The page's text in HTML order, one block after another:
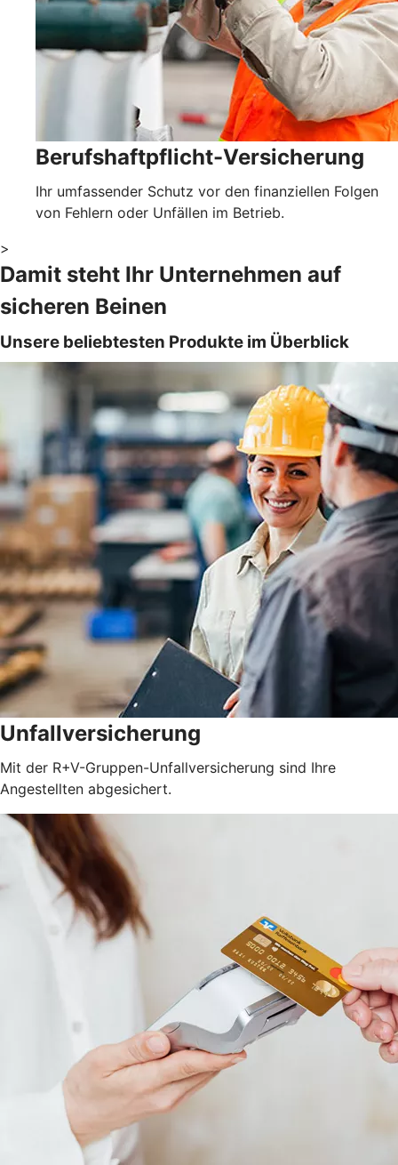
Berufshaftpflicht-Versicherung
Ihr umfassender Schutz vor den finanziellen Folgen
von Fehlern oder Unfällen im Betrieb.
>
Damit steht Ihr Unternehmen auf
sicheren Beinen
Unsere beliebtesten Produkte im Überblick
Unfallversicherung
Mit der R+V-Gruppen-Unfallversicherung sind Ihre
Angestellten abgesichert.